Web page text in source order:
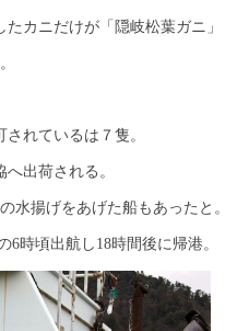
カニだけが「隠岐松葉ガニ」
れているは７隻。
出荷される。
水揚げをあげた船もあったと。
時頃出航し18時間後に帰港。